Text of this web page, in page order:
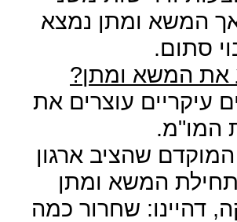
המשא ומתן נמצא
סתום.
את המשא ומתן?
עיקריים עוצרים את
המו"מ.
שהציב ארגון
המשא ומתן
דהיינו: שחרור כמה